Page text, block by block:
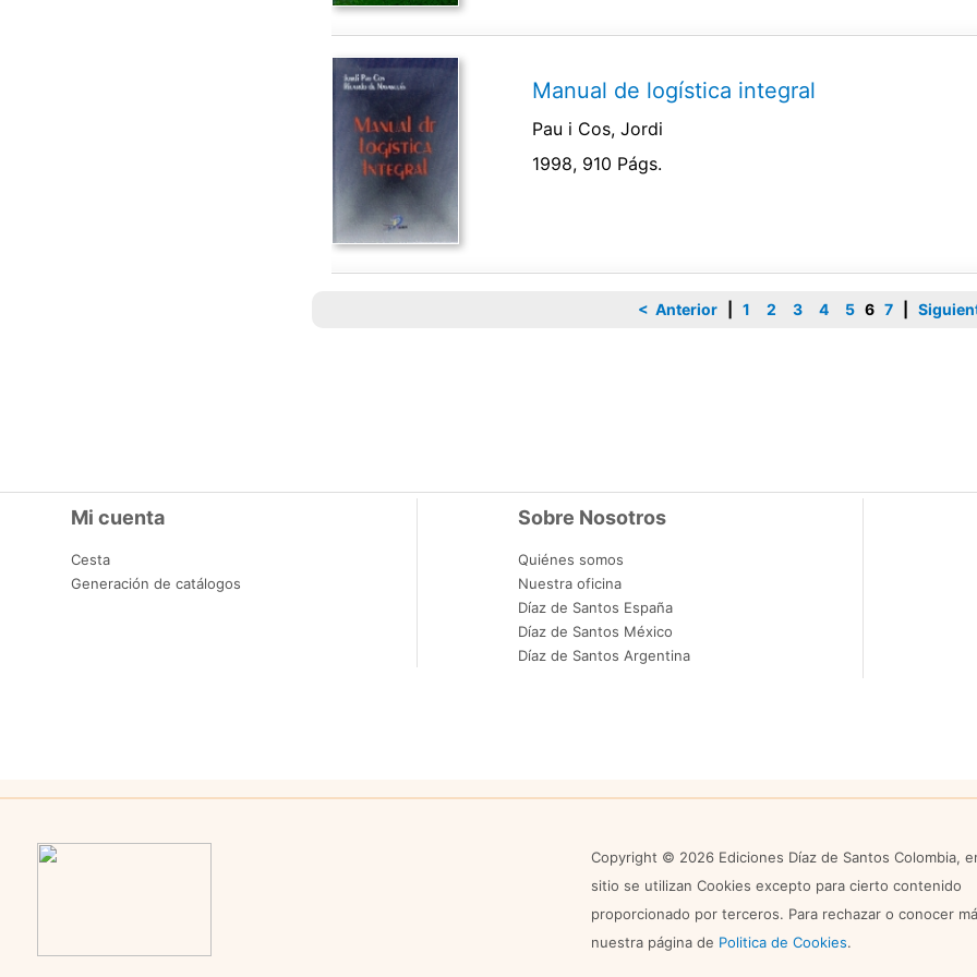
Manual de logística integral
Pau i Cos, Jordi
1998, 910 Págs.
< Anterior 1 2 3 4 5 6 7
Mi cuenta
Cesta
Generación de catálogos
Sobre Nosotros
Quiénes somos
Nuestra oficina
Díaz de Santos España
Díaz de Santos México
Díaz de Santos Argentina
Copyright © 2026 Ediciones Díaz de Santos Colombia,
sitio se utilizan Cookies excepto para cierto contenido
proporcionado por terceros. Para rechazar o conocer
nuestra página de Politica de Cookies.